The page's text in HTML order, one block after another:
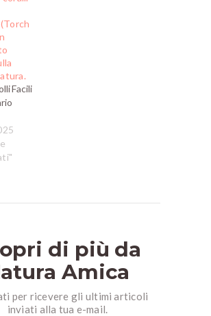
Facili
di più da
Amica
per ricevere gli ultimi articoli
inviati alla tua e-mail.